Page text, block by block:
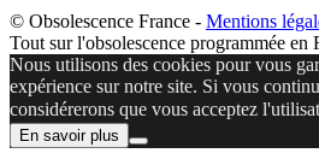
© Obsolescence France - Mentions
Tout sur l'obsolescence programmée en
Nous utilisons des cookies pour vous
expérience sur notre site. Si vous
considérerons que vous acceptez
En savoir plus